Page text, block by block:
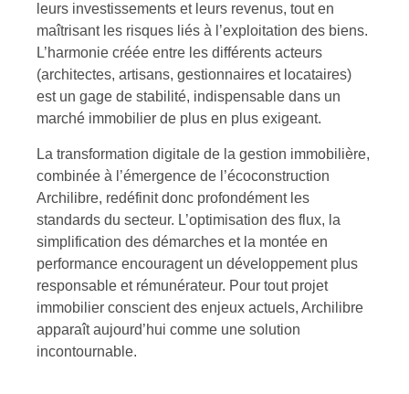
leurs investissements et leurs revenus, tout en
maîtrisant les risques liés à l’exploitation des biens.
L’harmonie créée entre les différents acteurs
(architectes, artisans, gestionnaires et locataires)
est un gage de stabilité, indispensable dans un
marché immobilier de plus en plus exigeant.
La transformation digitale de la gestion immobilière,
combinée à l’émergence de l’écoconstruction
Archilibre, redéfinit donc profondément les
standards du secteur. L’optimisation des flux, la
simplification des démarches et la montée en
performance encouragent un développement plus
responsable et rémunérateur. Pour tout projet
immobilier conscient des enjeux actuels, Archilibre
apparaît aujourd’hui comme une solution
incontournable.